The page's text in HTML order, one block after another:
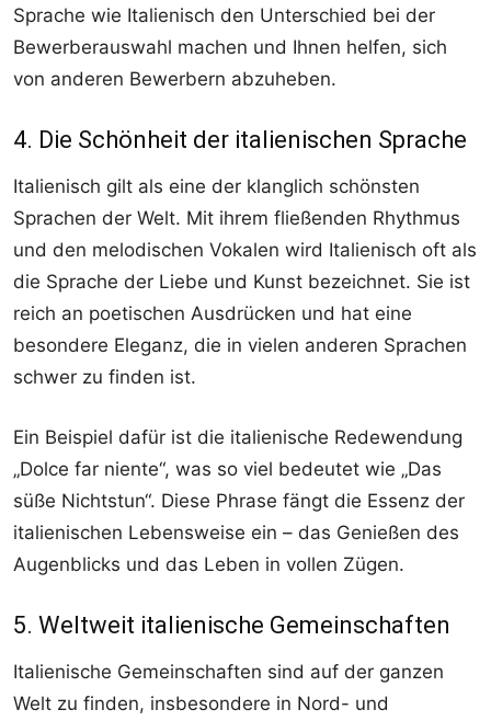
Sprache wie Italienisch den Unterschied bei der
Bewerberauswahl machen und Ihnen helfen, sich
von anderen Bewerbern abzuheben.
4. Die Schönheit der italienischen Sprache
Italienisch gilt als eine der klanglich schönsten
Sprachen der Welt. Mit ihrem fließenden Rhythmus
und den melodischen Vokalen wird Italienisch oft als
die Sprache der Liebe und Kunst bezeichnet. Sie ist
reich an poetischen Ausdrücken und hat eine
besondere Eleganz, die in vielen anderen Sprachen
schwer zu finden ist.
Ein Beispiel dafür ist die italienische Redewendung
„Dolce far niente“, was so viel bedeutet wie „Das
süße Nichtstun“. Diese Phrase fängt die Essenz der
italienischen Lebensweise ein – das Genießen des
Augenblicks und das Leben in vollen Zügen.
5. Weltweit italienische Gemeinschaften
Italienische Gemeinschaften sind auf der ganzen
Welt zu finden, insbesondere in Nord- und